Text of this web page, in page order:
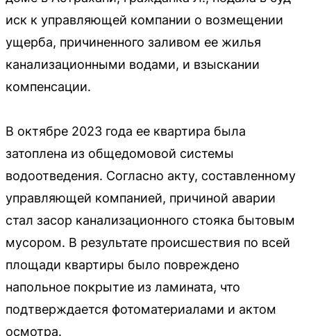
иск к управляющей компании о возмещении
ущерба, причиненного заливом ее жилья
канализационными водами, и взыскании
компенсации.
В октябре 2023 года ее квартира была
затоплена из общедомовой системы
водоотведения. Согласно акту, составленному
управляющей компанией, причиной аварии
стал засор канализационного стояка бытовым
мусором. В результате происшествия по всей
площади квартиры было повреждено
напольное покрытие из ламината, что
подтверждается фотоматериалами и актом
осмотра.